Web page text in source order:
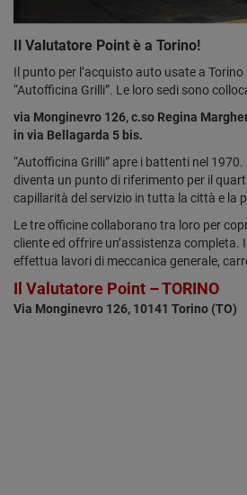
Il Valutatore Point è a Torino!
Il punto per l’acquisto auto usate a
“Autofficina Grilli”. Le loro sedi sono
via Monginevro 126, c.so Regina
in via Bellagarda 5 bis.
“Autofficina Grilli” apre i battenti nel
diventa un punto di riferimento per il
capillarità del servizio in tutta la città e la
Le tre officine collaborano tra loro per
cliente ed offrire un’assistenza completa.
effettua lavori di meccanica generale,
Il Valutatore Point – TORINO
Via Monginevro 126, 10141 Torino (TO)